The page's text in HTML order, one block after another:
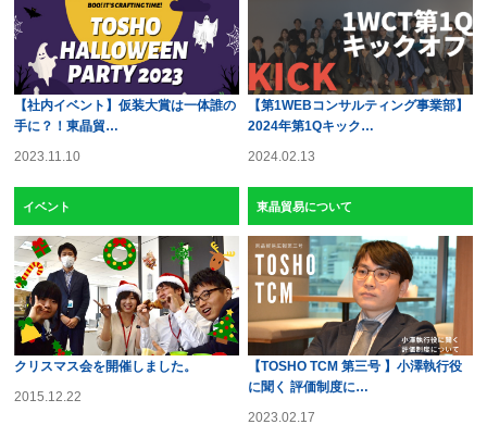
【社内イベント】仮装大賞は一体誰の
手に？！東晶貿…
2023.11.10
【第1WEBコンサルティング事業部】
2024年第1Qキック…
2024.02.13
イベント
クリスマス会を開催しました。
2015.12.22
東晶貿易について
【TOSHO TCM 第三号 】小澤執行役
に聞く 評価制度に…
2023.02.17